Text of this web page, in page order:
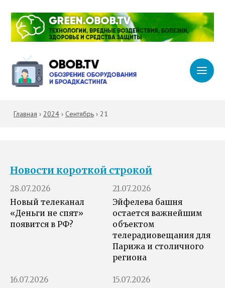
Главная › 2024› Сентябрь› 21
Новости короткой строкой
28.07.2026
Новый телеканал
«Деньги не спят»
появится в РФ?
21.07.2026
Эйфелева башня
остается важнейшим
объектом
телерадиовещания для
Парижа и столичного
региона
16.07.2026
15.07.2026